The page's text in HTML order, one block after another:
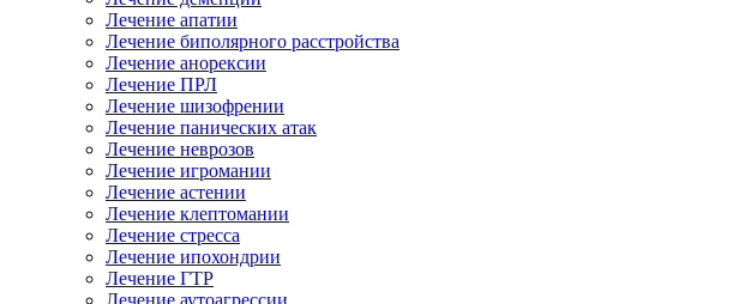
Лечение апатии
Лечение биполярного расстройства
Лечение анорексии
Лечение ПРЛ
Лечение шизофрении
Лечение панических атак
Лечение неврозов
Лечение игромании
Лечение астении
Лечение клептомании
Лечение стресса
Лечение ипохондрии
Лечение ГТР
Лечение аутоагрессии